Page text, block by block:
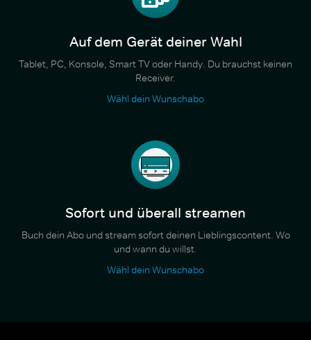
Auf dem Gerät deiner Wahl
Tablet, PC, Konsole, Smart TV oder Handy. Du brauchst keinen
Receiver.
Wähl dein Wunschabo
Sofort und überall streamen
Buch dein Abo und stream sofort deinen Lieblingscontent. Wo
und wann du willst.
Wähl dein Wunschabo